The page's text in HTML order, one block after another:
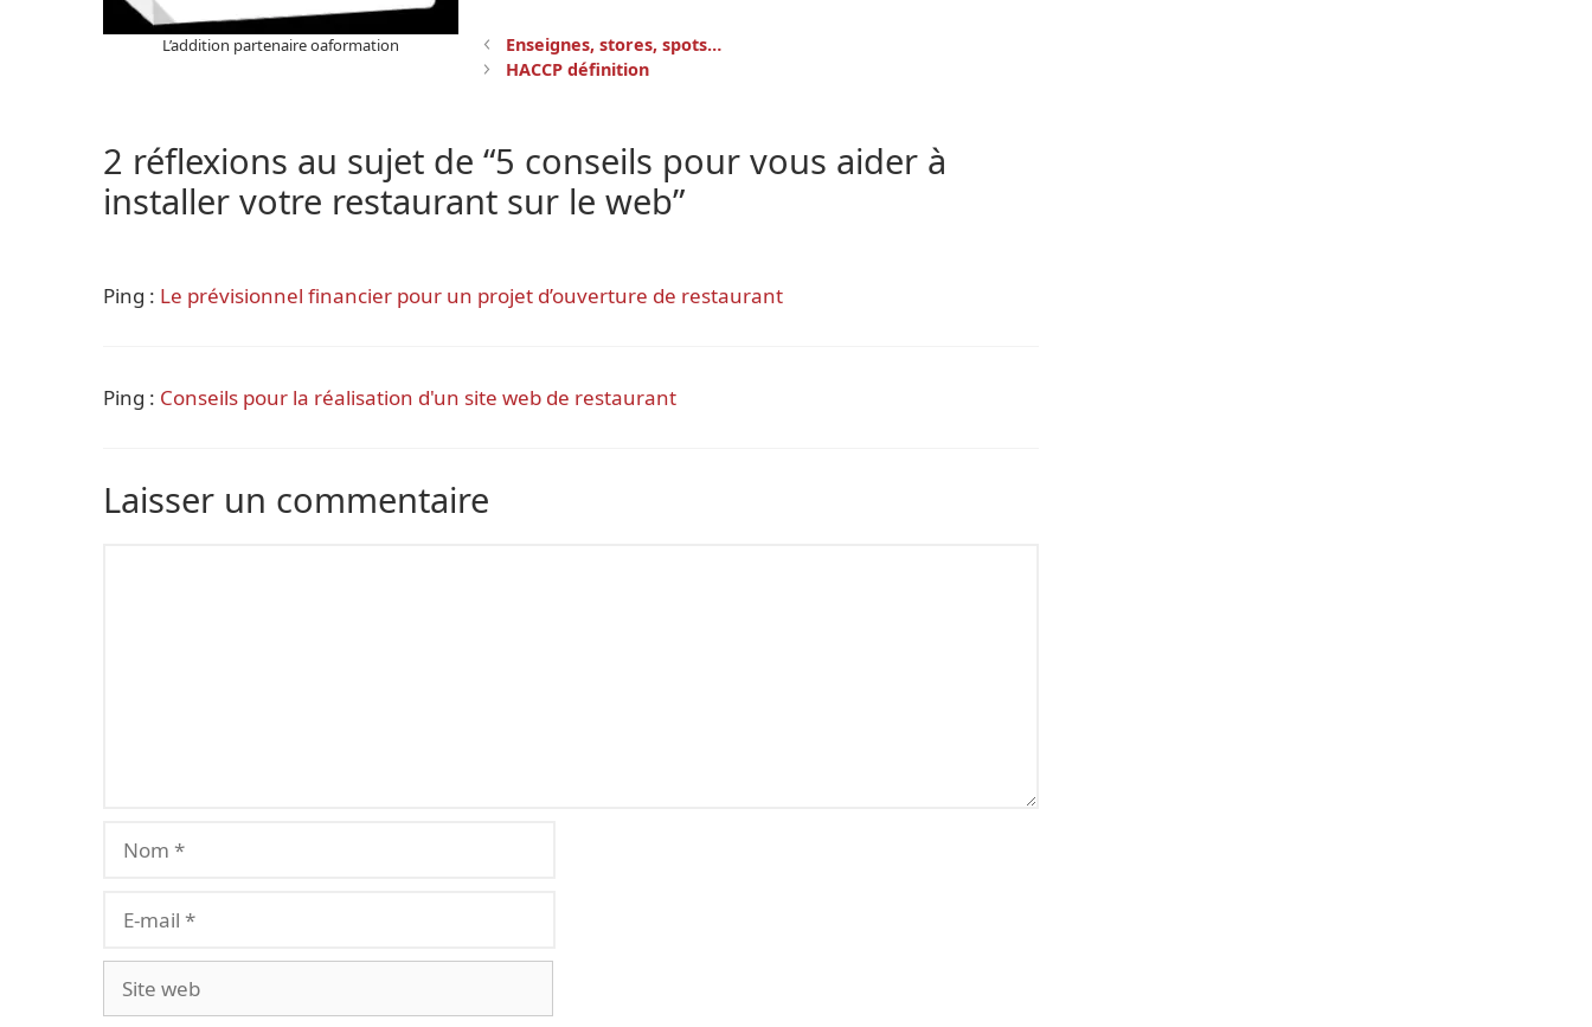
L’addition partenaire oaformation
Navigation
des
Enseignes, stores, spots…
HACCP définition
2 réflexions au sujet de “5 conseils pour vous aider à
installer votre restaurant sur le web”
Ping : Le prévisionnel financier pour un projet d’ouverture de restaurant
Ping : Conseils pour la réalisation d'un site web de restaurant
Laisser un commentaire
mail
web